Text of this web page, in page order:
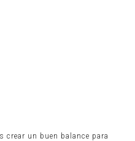
un buen balance para